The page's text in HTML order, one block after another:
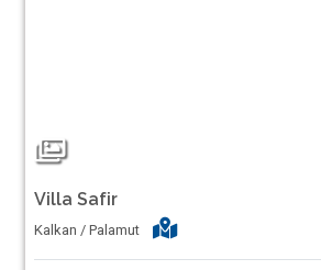
Villa Safir
Kalkan / Palamut